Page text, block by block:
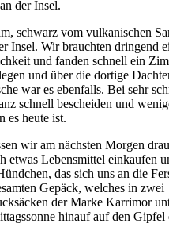
der Insel.
schwarz vom vulkanischen
Insel. Wir brauchten dringend
und fanden schnell ein
und über die dortige
war es ebenfalls. Bei sehr
schnell bescheiden und
es heute ist.
wir am nächsten Morgen
etwas Lebensmittel einkaufen
das sich uns an die
Gepäck, welches in zwei
der Marke Karrimor
hinauf auf den Gipfel